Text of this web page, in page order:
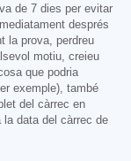
de 7 dies per evitar
després
la prova, perdreu
motiu, creieu
que podria
exemple), també
del càrrec en
data del càrrec de